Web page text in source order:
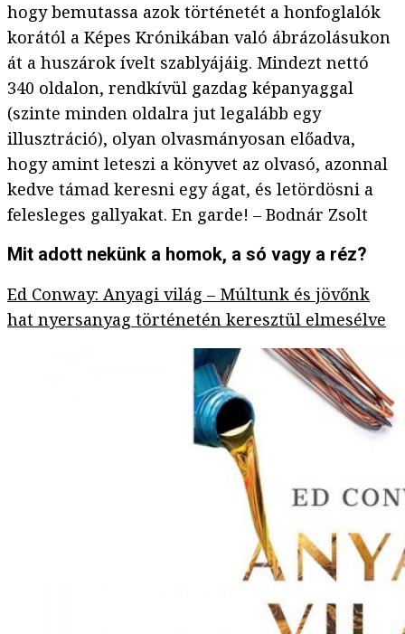
hogy bemutassa azok történetét a honfoglalók
korától a Képes Krónikában való ábrázolásukon
át a huszárok ívelt szablyájáig. Mindezt nettó
340 oldalon, rendkívül gazdag képanyaggal
(szinte minden oldalra jut legalább egy
illusztráció), olyan olvasmányosan előadva,
hogy amint leteszi a könyvet az olvasó, azonnal
kedve támad keresni egy ágat, és letördösni a
felesleges gallyakat. En garde! – Bodnár Zsolt
Mit adott nekünk a homok, a só vagy a réz?
Ed Conway: Anyagi világ – Múltunk és jövőnk
hat nyersanyag történetén keresztül elmesélve